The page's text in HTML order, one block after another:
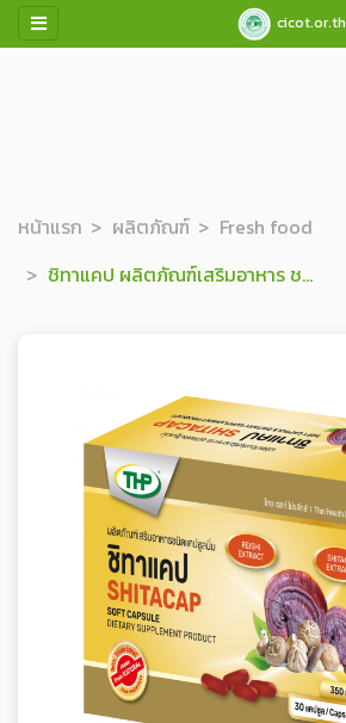
cicot.or.th
หน้าแรก ผลิตภัณฑ์
Fresh food
ชิทาแคป ผลิตภัณฑ์เสริมอาหาร ชนิดแคปซูลนิ่ม